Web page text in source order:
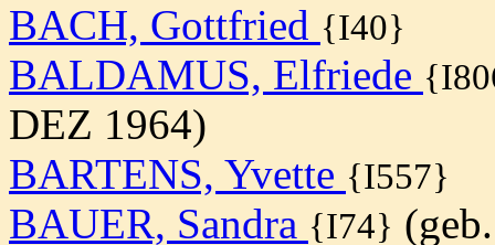
BACH, Gottfried {I40}
BALDAMUS, Elfriede
DEZ 1964)
BARTENS, Yvette {I557}
BAUER, Sandra {I74}